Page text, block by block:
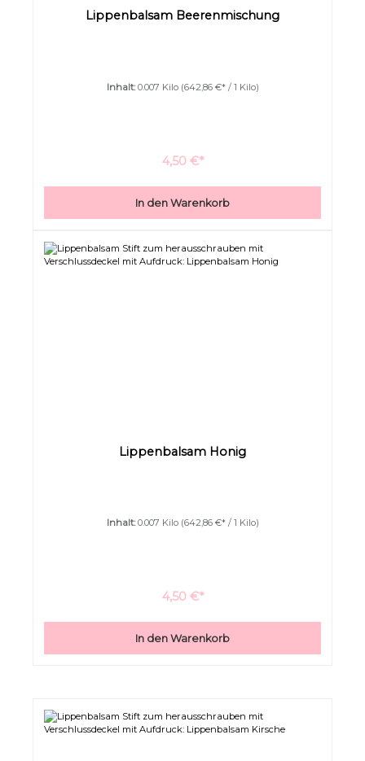
Lippenbalsam Beerenmischung
Inhalt: 0.007 Kilo (642,86 €* / 1 Kilo)
4,50 €*
In den Warenkorb
Lippenbalsam Honig
Inhalt: 0.007 Kilo (642,86 €* / 1 Kilo)
4,50 €*
In den Warenkorb